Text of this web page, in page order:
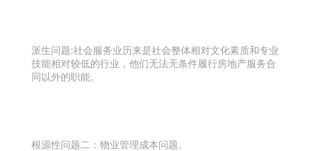
派生问题:社会服务业历来是社会整体相对文化素质和专业
技能相对较低的行业，他们无法无条件履行房地产服务合
同以外的职能。
根源性问题二：物业管理成本问题。